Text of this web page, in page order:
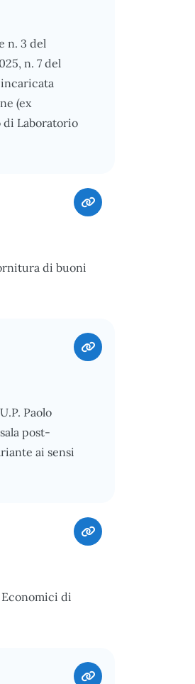
n. 3 del
n. 7 del
(ex
di Laboratorio
di buoni
Paolo
post-
ai sensi
di